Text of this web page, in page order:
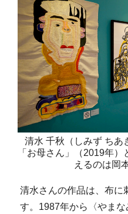
清水 千秋（しみず ちあ
「お母さん」（2019年
えるのは岡
清水さんの作品は、布に
す。1987年から〈やま